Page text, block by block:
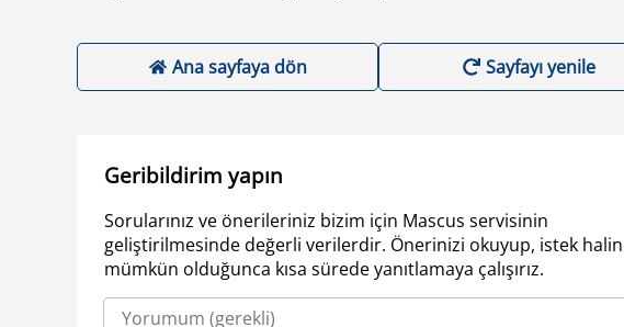
Ana sayfaya dön Sayfayı yenile
Geribildirim yapın
Sorularınız ve önerileriniz bizim için Mascus servisinin
geliştirilmesinde değerli verilerdir. Önerinizi okuyup, istek
mümkün olduğunca kısa sürede yanıtlamaya çalışırız.